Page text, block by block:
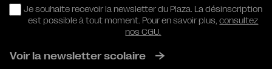
RGPD
Je souhaite recevoir la newsletter du Plaza. La désinscription
est possible à tout moment. Pour en savoir plus,consultez
nos CGU.
Voir la newsletter scolaire